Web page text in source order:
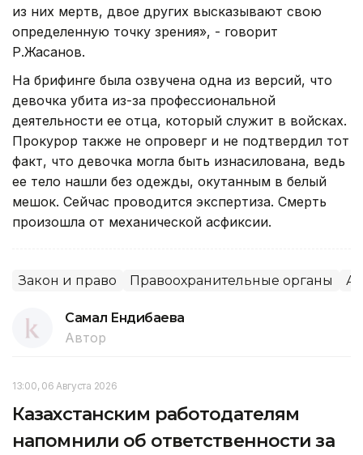
из них мертв, двое других высказывают свою
определенную точку зрения», - говорит
Р.Жасанов.
На брифинге была озвучена одна из версий, что
девочка убита из-за профессиональной
деятельности ее отца, который служит в войсках.
Прокурор также не опроверг и не подтвердил тот
факт, что девочка могла быть изнасилована, ведь
ее тело нашли без одежды, окутанным в белый
мешок. Сейчас проводится экспертиза. Смерть
произошла от механической асфиксии.
Закон и право Правоохранительные органы
Самал Ендибаева
Автор
13:00, 06 Августа 2026
Казахстанским работодателям
напомнили об ответственности за